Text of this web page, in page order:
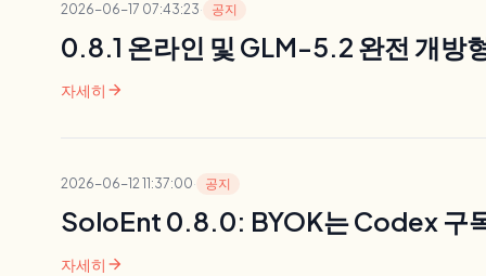
2026-06-17 07:43:23· 공지
0.8.1 온라인 및 GLM-5.2 완전 개방
자세히 arrow_forward
2026-06-12 11:37:00· 공지
SoloEnt 0.8.0: BYOK는 Codex 구
자세히 arrow_forward